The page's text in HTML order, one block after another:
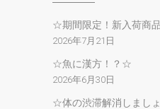
☆期間限定！新入荷商
2026年7月21日
☆魚に漢方！？☆
2026年6月30日
☆体の渋滞解消しまし